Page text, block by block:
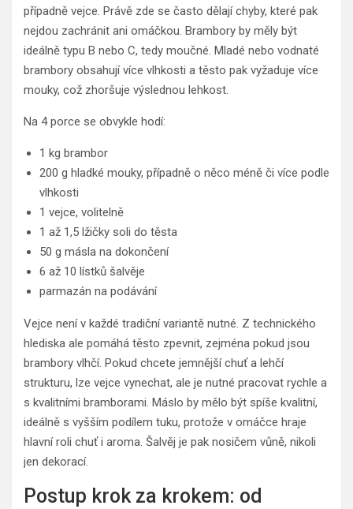
případně vejce. Právě zde se často dělají chyby, které pak
nejdou zachránit ani omáčkou. Brambory by měly být
ideálně typu B nebo C, tedy moučné. Mladé nebo vodnaté
brambory obsahují více vlhkosti a těsto pak vyžaduje více
mouky, což zhoršuje výslednou lehkost.
Na 4 porce se obvykle hodí:
1 kg brambor
200 g hladké mouky, případně o něco méně či více podle
vlhkosti
1 vejce, volitelně
1 až 1,5 lžičky soli do těsta
50 g másla na dokončení
6 až 10 lístků šalvěje
parmazán na podávání
Vejce není v každé tradiční variantě nutné. Z technického
hlediska ale pomáhá těsto zpevnit, zejména pokud jsou
brambory vlhčí. Pokud chcete jemnější chuť a lehčí
strukturu, lze vejce vynechat, ale je nutné pracovat rychle a
s kvalitními bramborami. Máslo by mělo být spíše kvalitní,
ideálně s vyšším podílem tuku, protože v omáčce hraje
hlavní roli chuť i aroma. Šalvěj je pak nosičem vůně, nikoli
jen dekorací.
Postup krok za krokem: od